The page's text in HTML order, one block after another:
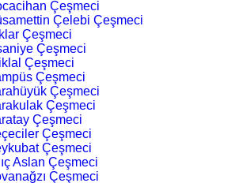
Çeşmeci
Çelebi Çeşmeci
Çeşmeci
Çeşmeci
Çeşmeci
Çeşmeci
Çeşmeci
Çeşmeci
Çeşmeci
Çeşmeci
Çeşmeci
Aslan Çeşmeci
Çeşmeci